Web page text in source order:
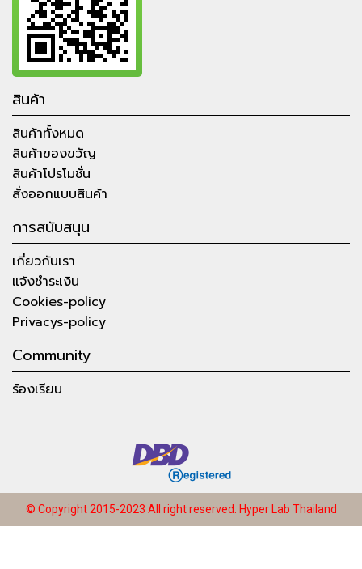
สินค้า
สินค้าทั้งหมด
สินค้าของขวัญ
สินค้าโปรโมชั่น
สั่งออกแบบสินค้า
การสนับสนุน
เกี่ยวกับเรา
แจ้งชำระเงิน
Cookies-policy
Privacys-policy
Community
ร้องเรียน
© Copyright 2015-2023 All right reserved. Hyper Lab Thailand